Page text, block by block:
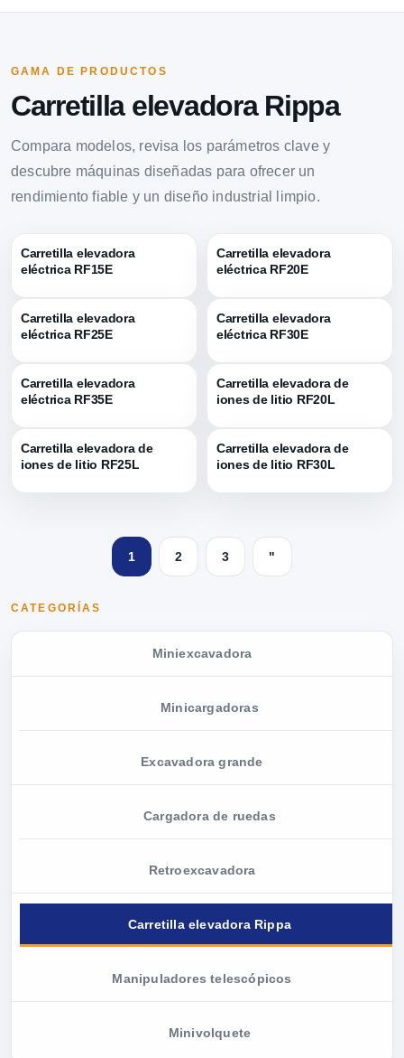
GAMA DE PRODUCTOS
Carretilla elevadora Rippa
Compara modelos, revisa los parámetros clave y
descubre máquinas diseñadas para ofrecer un
rendimiento fiable y un diseño industrial limpio.
CATEGORÍAS
Miniexcavadora
Minicargadoras
Excavadora grande
Cargadora de ruedas
Retroexcavadora
Carretilla elevadora Rippa
Manipuladores telescópicos
Minivolquete
Carretilla elevadora
eléctrica RF15E
Carretilla elevadora
eléctrica RF20E
Carretilla elevadora
eléctrica RF25E
Carretilla elevadora
eléctrica RF30E
Carretilla elevadora
eléctrica RF35E
Carretilla elevadora de
iones de litio RF20L
Carretilla elevadora de
iones de litio RF25L
Carretilla elevadora de
iones de litio RF30L
1 2 3 "